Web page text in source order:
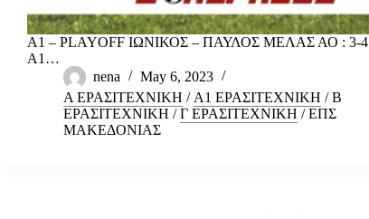
Α1 – PLAYOFF ΙΩΝΙΚΟΣ – ΠΑΥΛΟΣ ΜΕΛΑΣ ΑΟ : 3-4
Α1…
nena
May 6, 2023
Α ΕΡΑΣΙΤΕΧΝΙΚΗ / Α1 ΕΡΑΣΙΤΕΧΝΙΚΗ /Β
ΕΡΑΣΙΤΕΧΝΙΚΗ /Γ ΕΡΑΣΙΤΕΧΝΙΚΗ /ΕΠΣ
ΜΑΚΕΔΟΝΙΑΣ